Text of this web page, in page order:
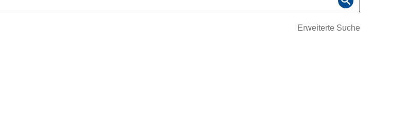
Erweiterte Suche